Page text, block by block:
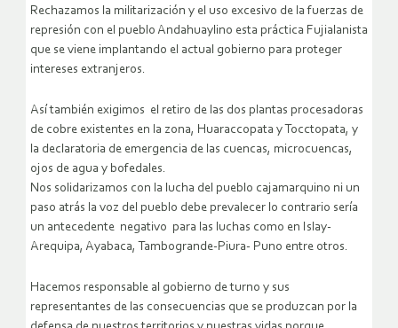
Rechazamos la militarización y el uso excesivo de la fuerzas de
represión con el pueblo Andahuaylino esta práctica Fujialanista
que se viene implantando el actual gobierno para proteger
intereses extranjeros.
Así también exigimos el retiro de las dos plantas procesadoras
de cobre existentes en la zona, Huaraccopata y Tocctopata, y
la declaratoria de emergencia de las cuencas, microcuencas,
ojos de agua y bofedales.
Nos solidarizamos con la lucha del pueblo cajamarquino ni un
paso atrás la voz del pueblo debe prevalecer lo contrario sería
un antecedente negativo para las luchas como en Islay-
Arequipa, Ayabaca, Tambogrande-Piura- Puno entre otros.
Hacemos responsable al gobierno de turno y sus
representantes de las consecuencias que se produzcan por la